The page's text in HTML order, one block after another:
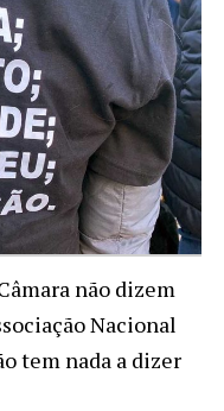
não dizem
Nacional
tem nada a dizer